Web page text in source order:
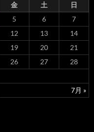
金 土 日
7月 »
5 6
7
12 13
14
19 20
21
26 27
28